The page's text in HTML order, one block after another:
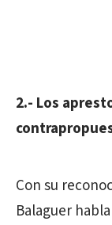
2.- Los
Con su
Balaguer